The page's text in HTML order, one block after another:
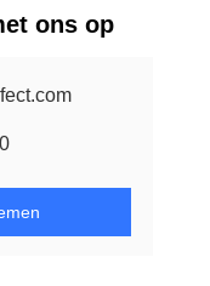
ons op